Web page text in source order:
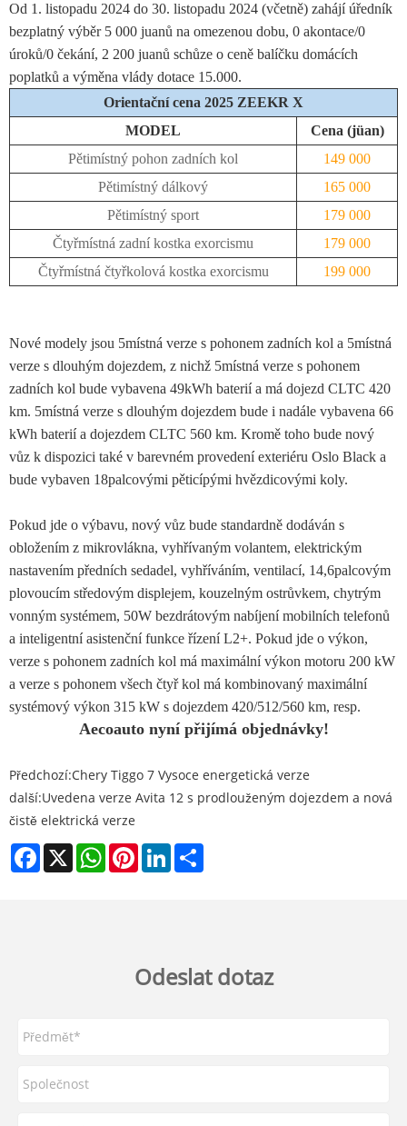
Od 1. listopadu 2024 do 30. listopadu 2024 (včetně) zahájí úředník
bezplatný výběr 5 000 juanů na omezenou dobu, 0 akontace/0
úroků/0 čekání, 2 200 juanů schůze o ceně balíčku domácích
poplatků a výměna vlády dotace 15.000.
Orientační cena 2025 ZEEKR X
MODEL
Cena (jüan)
Pětimístný pohon zadních kol
149 000
Pětimístný dálkový
165 000
Pětimístný sport
179 000
Čtyřmístná zadní kostka exorcismu
179 000
Čtyřmístná čtyřkolová kostka exorcismu
199 000
Nové modely jsou 5místná verze s pohonem zadních kol a 5místná
verze s dlouhým dojezdem, z nichž 5místná verze s pohonem
zadních kol bude vybavena 49kWh baterií a má dojezd CLTC 420
km. 5místná verze s dlouhým dojezdem bude i nadále vybavena 66
kWh baterií a dojezdem CLTC 560 km. Kromě toho bude nový
vůz k dispozici také v barevném provedení exteriéru Oslo Black a
bude vybaven 18palcovými pěticípými hvězdicovými koly.
Pokud jde o výbavu, nový vůz bude standardně dodáván s
obložením z mikrovlákna, vyhřívaným volantem, elektrickým
nastavením předních sedadel, vyhříváním, ventilací, 14,6palcovým
plovoucím středovým displejem, kouzelným ostrůvkem, chytrým
vonným systémem, 50W bezdrátovým nabíjení mobilních telefonů
a inteligentní asistenční funkce řízení L2+. Pokud jde o výkon,
verze s pohonem zadních kol má maximální výkon motoru 200 kW
a verze s pohonem všech čtyř kol má kombinovaný maximální
systémový výkon 315 kW s dojezdem 420/512/560 km, resp.
Aecoauto nyní přijímá objednávky!
Předchozí:Chery Tiggo 7 Vysoce energetická verze
další:Uvedena verze Avita 12 s prodlouženým dojezdem a nová
čistě elektrická verze
Facebook
X WhatsAppPinterestLinkedIn
Odeslat dotaz